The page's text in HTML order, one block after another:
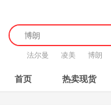
法尔曼 凌美 博朗
首页 热卖现货